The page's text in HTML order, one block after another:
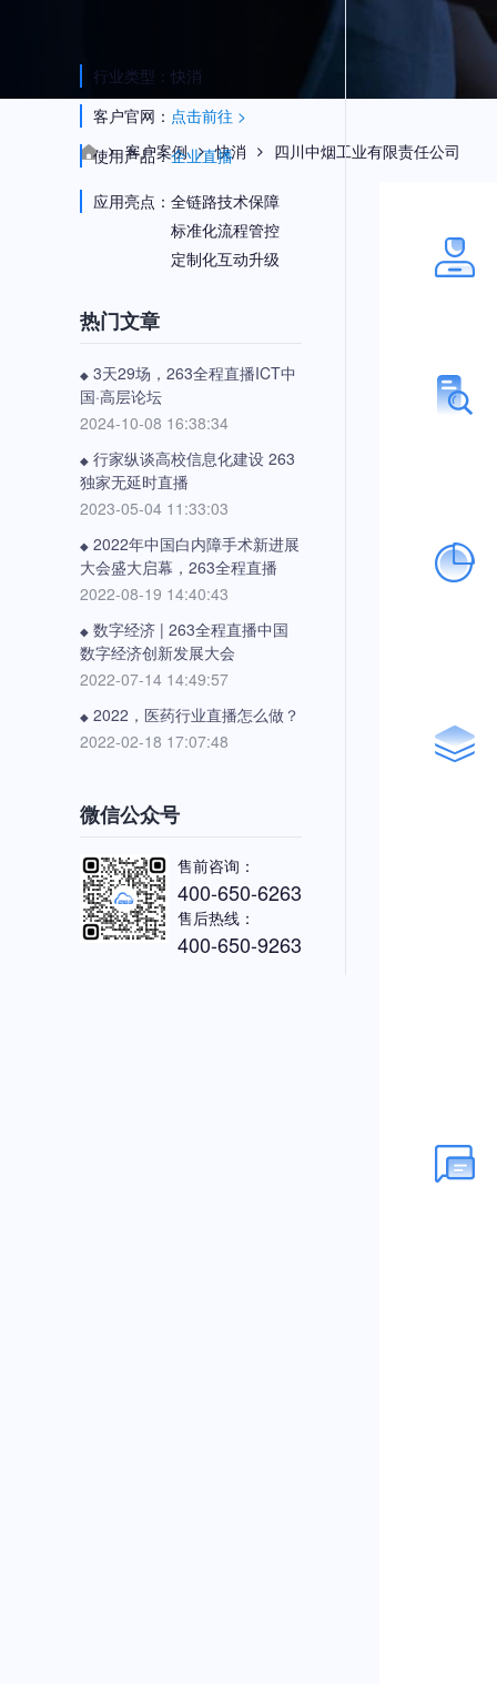
客户案例 快消 四川中烟工业有限责任公司
行业类型： 快消
客户官网： 点击前往 >
使用产品：企业直播
应用亮点： 全链路技术保障
标准化流程管控
定制化互动升级
热门文章
◆ 3天29场，263全程直播ICT中
国·高层论坛
2024-10-08 16:38:34
◆ 行家纵谈高校信息化建设 263
独家无延时直播
2023-05-04 11:33:03
◆ 2022年中国白内障手术新进展
大会盛大启幕，263全程直播
2022-08-19 14:40:43
◆ 数字经济 | 263全程直播中国
数字经济创新发展大会
2022-07-14 14:49:57
◆ 2022，医药行业直播怎么做？
2022-02-18 17:07:48
微信公众号
售前咨询：
400-650-6263
售后热线：
400-650-9263